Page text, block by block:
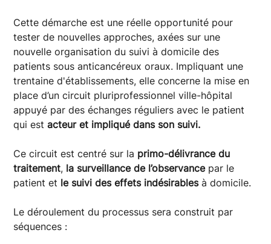
Cette démarche est une réelle opportunité pour
tester de nouvelles approches, axées sur une
nouvelle organisation du suivi à domicile des
patients sous anticancéreux oraux. Impliquant une
trentaine d'établissements, elle concerne la mise en
place d’un circuit pluriprofessionnel ville-hôpital
appuyé par des échanges réguliers avec le patient
qui estacteur et impliqué dans son suivi.
Ce circuit est centré sur la primo-délivrance du
traitement, la surveillance de l’observancepar le
patient et le suivi des effets indésirablesà domicile.
Le déroulement du processus sera construit par
séquences :